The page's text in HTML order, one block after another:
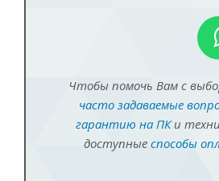
Чтобы помочь Вам с
часто задаваемые
гарантию на ПКи
доступные способы